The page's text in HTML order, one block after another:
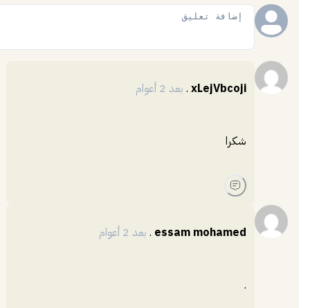
xLejVbcoji
. بعد 2 أعوام
شكرا
essam mohamed
. بعد 2 أعوام
.